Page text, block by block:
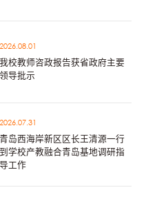
2026.08.01
我校教师咨政报告获省政府主要
领导批示
2026.07.31
青岛西海岸新区区长王清源一行
到学校产教融合青岛基地调研指
导工作